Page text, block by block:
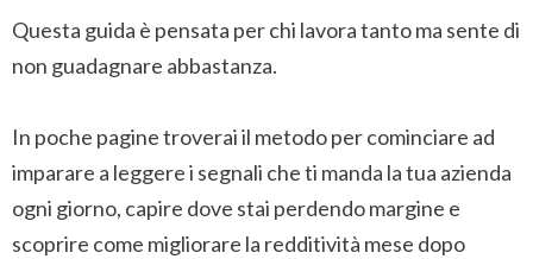
Questa guida è pensata per chi lavora tanto ma sente di
non guadagnare abbastanza.
In poche pagine troverai il metodo per cominciare ad
imparare a leggere i segnali che ti manda la tua azienda
ogni giorno, capire dove stai perdendo margine e
scoprire come migliorare la redditività mese dopo